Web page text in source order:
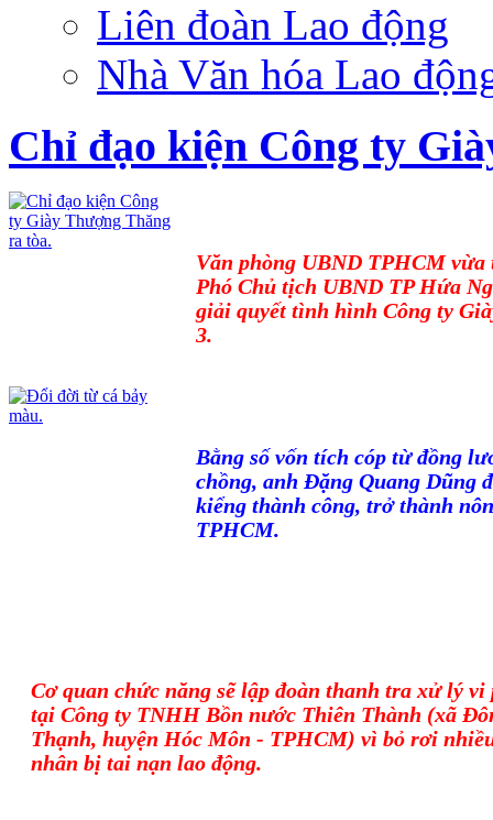
Liên đoàn Lao động
Nhà Văn hóa Lao
Chỉ đạo kiện Công ty
Văn phòng UBND TPHCM vừa
Phó Chủ tịch UBND TP Hứa
giải quyết tình hình Công ty
3.
Bằng số vốn tích cóp từ đồng
chồng, anh Đặng Quang Dũng
kiểng thành công, trở thành
TPHCM.
Cơ quan chức năng sẽ lập đoàn thanh tra xử lý vi
tại Công ty TNHH Bồn nước Thiên Thành (xã
Thạnh, huyện Hóc Môn - TPHCM) vì bỏ rơi
nhân bị tai nạn lao động.